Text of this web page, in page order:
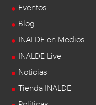
Eventos
Blog
INALDE en Medios
INALDE Live
Noticias
Tienda INALDE